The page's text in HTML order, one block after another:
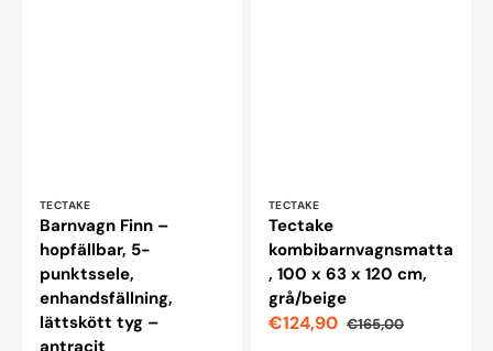
Leverantör:
TECTAKE
Barnvagn Finn –
hopfällbar, 5-
punktssele,
enhandsfällning,
lättskött tyg –
antracit
Leverantör:
TECTAKE
Tectake
kombibarnvagnsmatta
, 100 x 63 x 120 cm,
grå/beige
Reapris
€124,90
Ordinarie
€165,00